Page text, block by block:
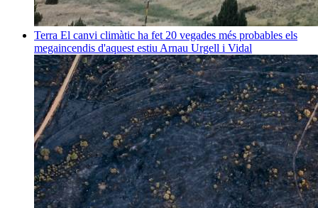
Terra El canvi climàtic ha fet 20 vegades més probables els
megaincendis d'aquest estiu Arnau Urgell i Vidal